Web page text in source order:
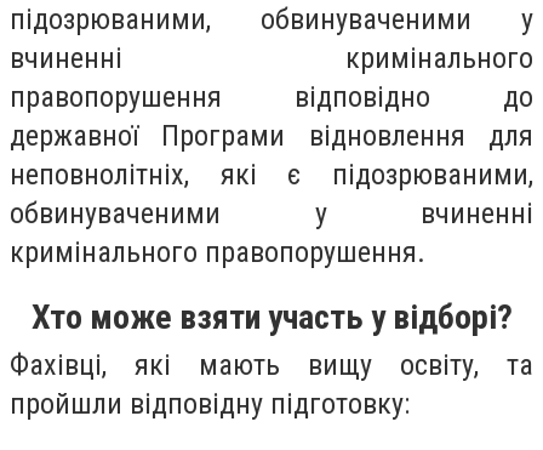
підозрюваними, обвинуваченими у
вчиненні кримінального
правопорушення відповідно до
державної Програми відновлення для
неповнолітніх, які є підозрюваними,
обвинуваченими у вчиненні
кримінального правопорушення.
Хто може взяти участь у відборі?
Фахівці, які мають вищу освіту, та
пройшли відповідну підготовку: